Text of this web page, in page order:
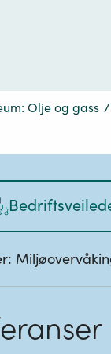
Olje og gass /